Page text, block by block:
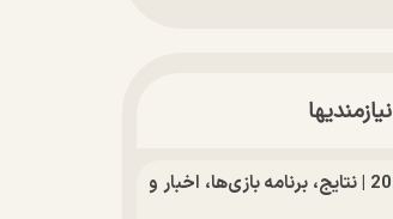
نیازمندیها
جدول جام جهانی 2026 | نتایج، برنامه بازی‌ها، اخبار و